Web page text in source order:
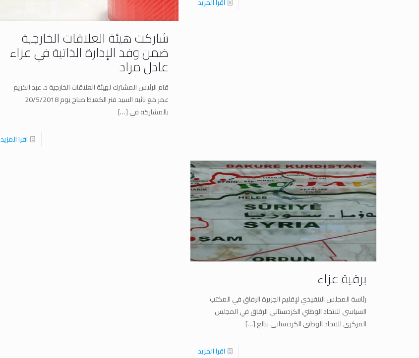
شاركت هيئة العلاقات الخارجية
ضمن وفد الإدارة الذاتية في عزاء
عادل مراد
قام الرئيس المشترك لهيئة العلاقات الخارجية د. عبد الكريم
عمر مع نائبه السيد فنر الكعيط صباح يوم 20/5/2018
بالمشاركة في[…]
اقرا المزيد
برقية عزاء
رئاسة المجلس التنفيذي لإقليم الجزيرة الرفاق في المكتب
السياسي للاتحاد الوطني الكردستاني الرفاق في المجلس
المركزي للاتحاد الوطني الكردستاني ببالغ[…]
اقرا المزيد